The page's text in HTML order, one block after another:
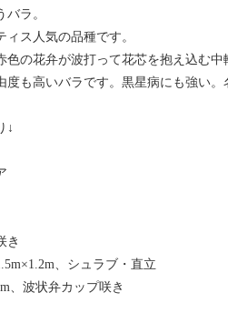
バラ。
ィス人気の品種です。
色の花弁が波打って花芯を抱え込む
度も高いバラです。黒星病にも強い
↓
き
、シュラブ・直立
、波状弁カップ咲き